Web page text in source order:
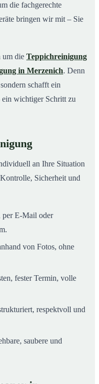
die fachgerechte
bringen wir mit – Sie
um die Teppichreinigung
in Merzenich. Denn
schafft ein
wichtiger Schritt zu
an Ihre Situation
Sicherheit und
per E-Mail oder
von Fotos, ohne
fester Termin, volle
respektvoll und
saubere und